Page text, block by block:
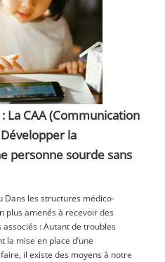
La CAA (Communication
la
personne sourde sans
Dans les structures médico-
plus amenés à recevoir des
: Autant de troubles
la mise en place d’une
il existe des moyens à notre